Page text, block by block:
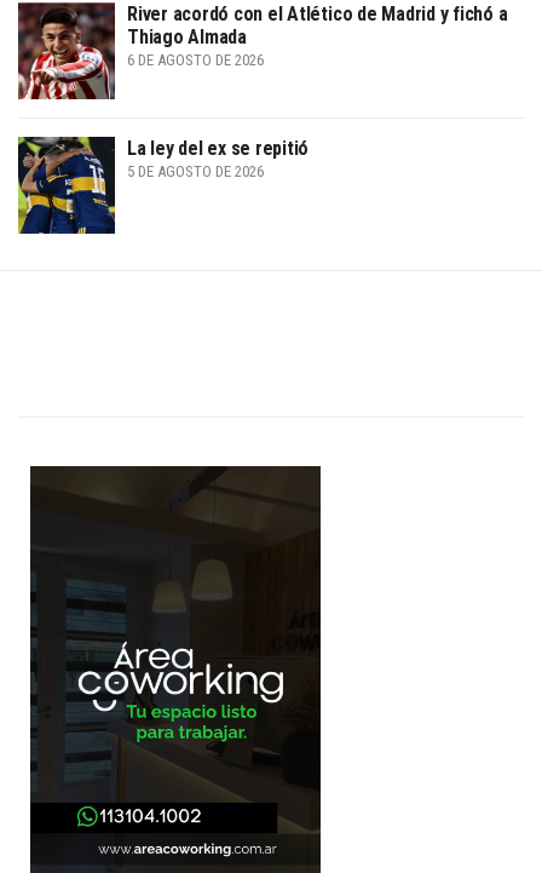
River acordó con el Atlético de Madrid y fichó a
Thiago Almada
6 DE AGOSTO DE 2026
La ley del ex se repitió
5 DE AGOSTO DE 2026